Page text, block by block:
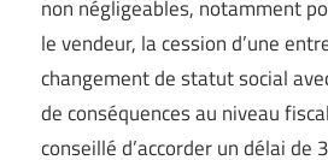
non négligeables, notamment
le vendeur, la cession d’une
changement de statut social
de conséquences au niveau
conseillé d’accorder un délai de